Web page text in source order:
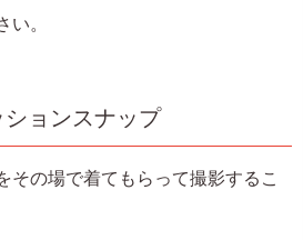
。
ョンスナップ
その場で着てもらって撮影するこ